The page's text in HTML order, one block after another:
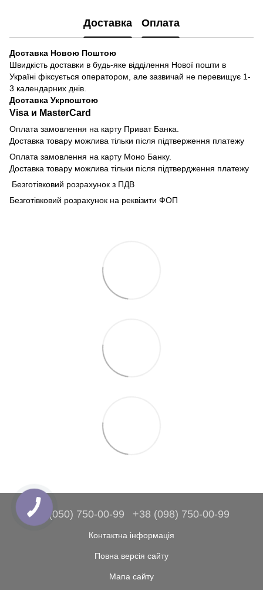
Доставка Оплата
Доставка Новою Поштою
Швидкість доставки в будь-яке відділення Нової пошти в
Україні фіксується оператором, але зазвичай не перевищує 1-
3 календарних днів.
Доставка Укрпоштою
Visa и MasterCard
Оплата замовлення на карту Приват Банка.
Доставка товару можлива тільки після підтверження платежу
Оплата замовлення на карту Моно Банку.
Доставка товару можлива тільки після підтвердження платежу
Безготівковий розрахунок з ПДВ
Безготівковий розрахунок на реквізити ФОП
+38 (050) 750-00-99 +38 (098) 750-00-99
Контактна інформація
Повна версія сайту
Мапа сайту